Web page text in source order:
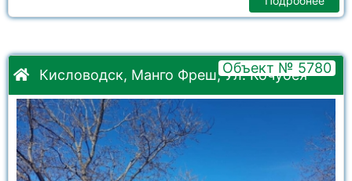
Кисловодск, Манго Фреш, Ул. Кочубея
Объект № 5780